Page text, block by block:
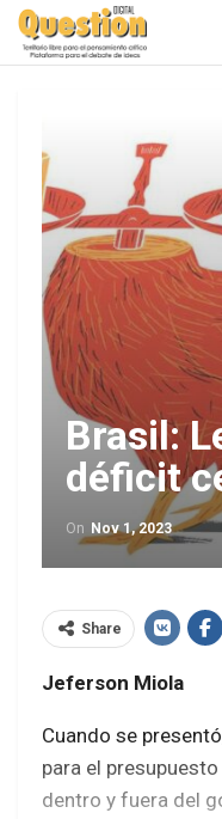
Brasil:
déficit
On Nov 1, 2023
Share
Jeferson Miola
Cuando se
para el
dentro y fuera del